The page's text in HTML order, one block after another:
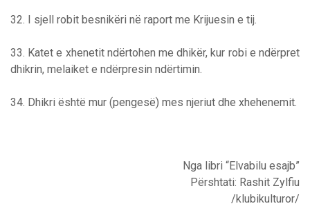
32. I sjell robit besnikëri në raport me Krijuesin e tij.
33. Katet e xhenetit ndërtohen me dhikër, kur robi e ndërpret
dhikrin, melaiket e ndërpresin ndërtimin.
34. Dhikri është mur (pengesë) mes njeriut dhe xhehenemit.
Nga libri “Elvabilu esajb”
Përshtati: Rashit Zylfiu
/klubikulturor/